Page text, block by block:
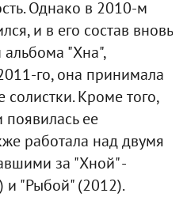
Однако в 2010-м
и в его состав вновь
"Хна",
го, она принимала
солистки. Кроме того,
ее
работала над двумя
за "Хной" -
и "Рыбой" (2012).